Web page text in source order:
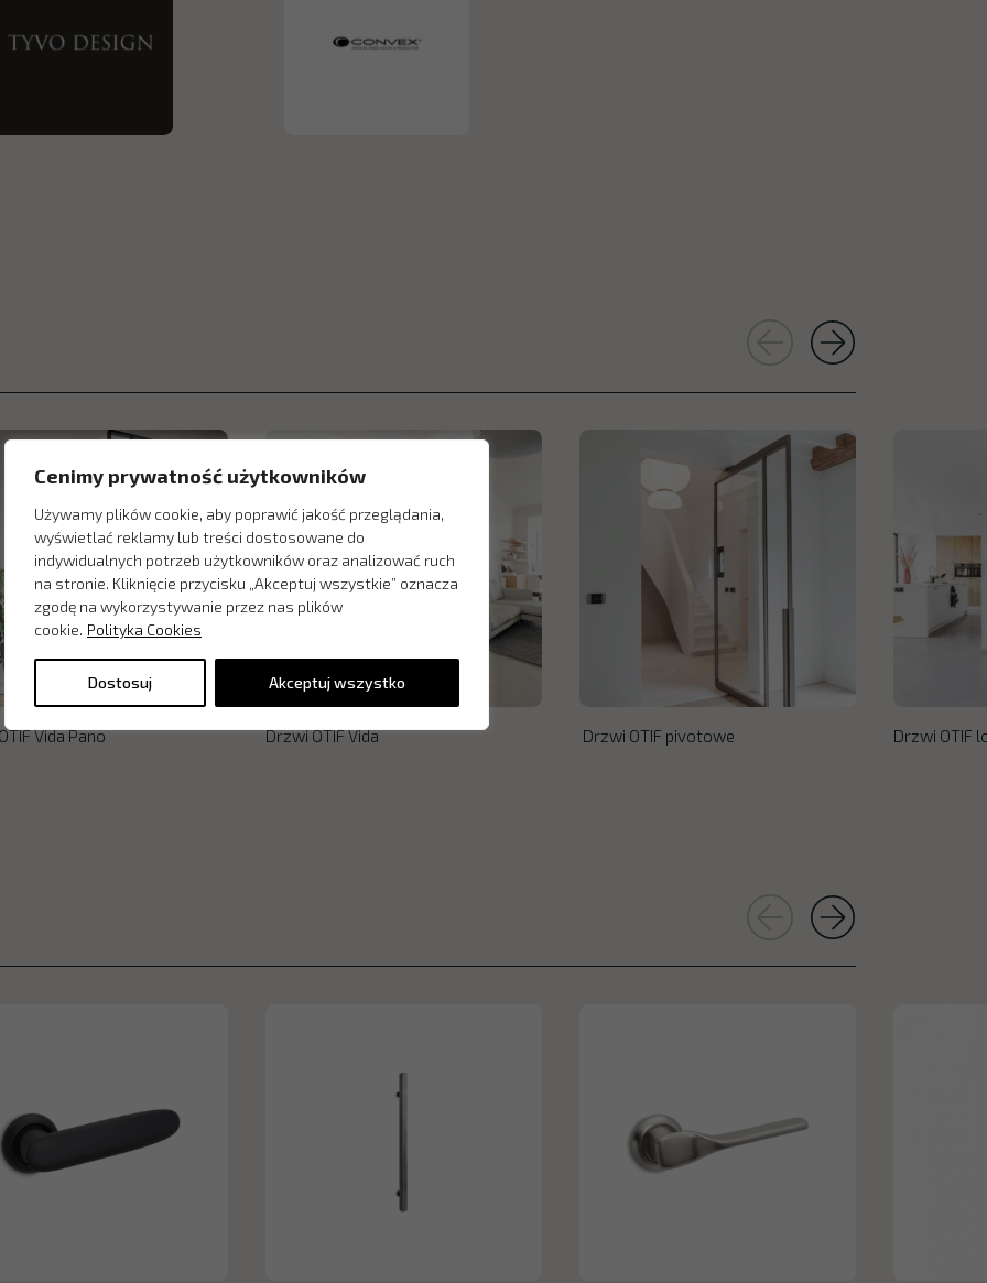
Cenimy prywatność użytkowników
Używamy plików cookie, aby poprawić jakość przeglądania,
wyświetlać reklamy lub treści dostosowane do
indywidualnych potrzeb użytkowników oraz analizować ruch
na stronie. Kliknięcie przycisku „Akceptuj wszystkie” oznacza
zgodę na wykorzystywanie przez nas plików
cookie. Polityka Cookies
Dostosuj Akceptuj wszystko
Vida Pano Drzwi OTIF Vida Drzwi OTIF pivotowe Drzwi OTIF